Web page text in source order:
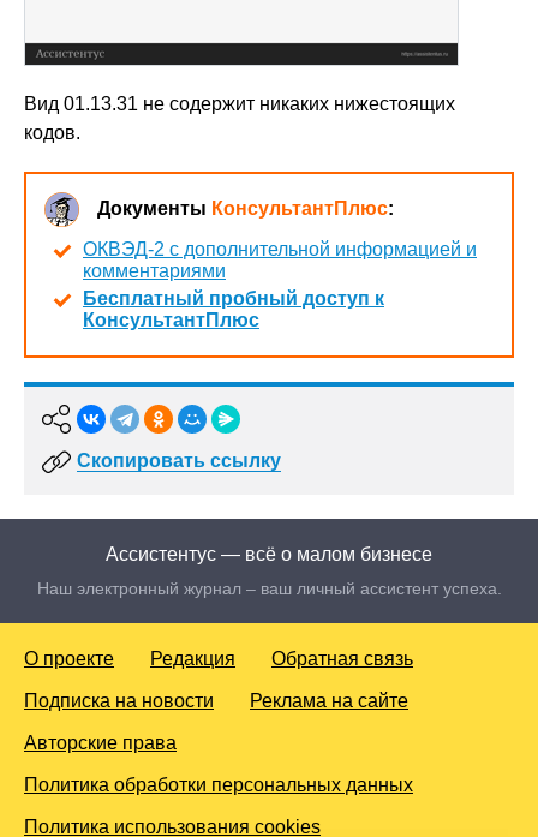
Вид 01.13.31 не содержит никаких нижестоящих
кодов.
Документы КонсультантПлюс:
ОКВЭД-2 с дополнительной информацией и
комментариями
Бесплатный пробный доступ к
КонсультантПлюс
Скопировать ссылку
Ассистентус — всё о малом бизнесе
Наш электронный журнал – ваш личный ассистент успеха.
О проекте Редакция Обратная связь
Подписка на новости Реклама на сайте
Авторские права
Политика обработки персональных данных
Политика использования cookies